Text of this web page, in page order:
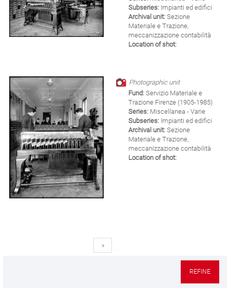
Subseries: Impianti ed edifici
Archival unit: Sezione
Materiale e Trazione,
meccanizzazione contabilità
Location of shot:
Photographic unit
Fund: Servizio Materiale e
Trazione Firenze (1905-1985)
Series: Miscellanea - Varie
Subseries: Impianti ed edifici
Archival unit: Sezione
Materiale e Trazione,
meccanizzazione contabilità
Location of shot:
»
REFINE